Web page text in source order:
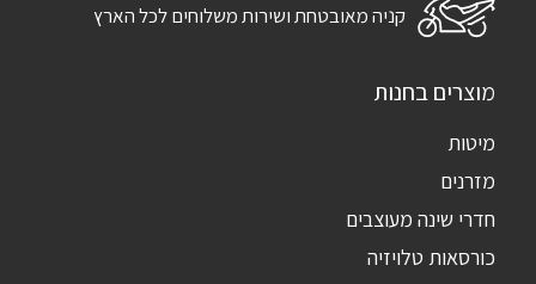
קניה מאובטחת ושירות משלוחים לכל הארץ
מוצרים בחנות
מיטות
מזרנים
חדרי שינה מעוצבים
כורסאות טלויזיה